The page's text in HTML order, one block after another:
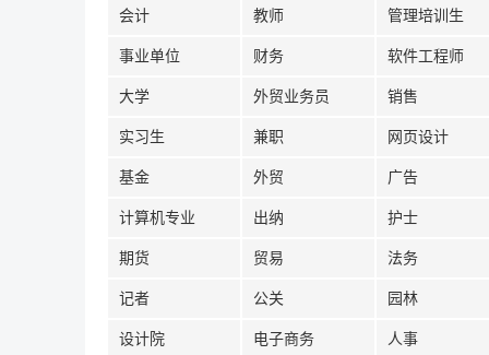
会计 教师 管理培训生
事业单位 财务 软件工程师
大学 外贸业务员 销售
实习生 兼职 网页设计
基金 外贸 广告
计算机专业 出纳 护士
期货 贸易 法务
记者 公关 园林
设计院 电子商务 人事